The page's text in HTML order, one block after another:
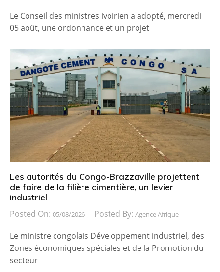
Le Conseil des ministres ivoirien a adopté, mercredi
05 août, une ordonnance et un projet
Les autorités du Congo-Brazzaville projettent
de faire de la filière cimentière, un levier
industriel
Posted On: 05/08/2026 Posted By: Agence Afrique
Le ministre congolais Développement industriel, des
Zones économiques spéciales et de la Promotion du
secteur